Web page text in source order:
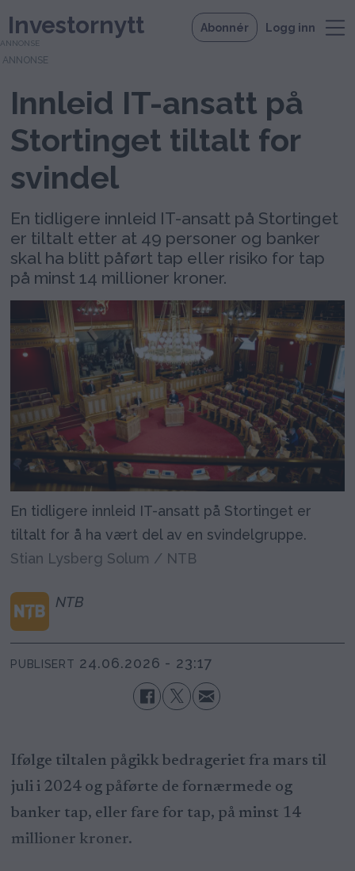
Investornytt Abonnér Logg inn
ANNONSE
Innleid IT-ansatt på
Stortinget tiltalt for
svindel
En tidligere innleid IT-ansatt på Stortinget
er tiltalt etter at 49 personer og banker
skal ha blitt påført tap eller risiko for tap
på minst 14 millioner kroner.
En tidligere innleid IT-ansatt på Stortinget er
tiltalt for å ha vært del av en svindelgruppe.
Stian Lysberg Solum / NTB
NTB
PUBLISERT 24.06.2026 - 23:17
Ifølge tiltalen pågikk bedrageriet fra mars til
juli i 2024 og påførte de fornærmede og
banker tap, eller fare for tap, på minst 14
millioner kroner.